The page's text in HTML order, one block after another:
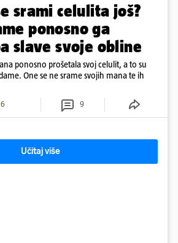
srami celulita još?
ponosno ga
slave svoje obline
ponosno prošetala svoj celulit, a to su
One se ne srame svojih mana te ih
6 9
Učitaj više